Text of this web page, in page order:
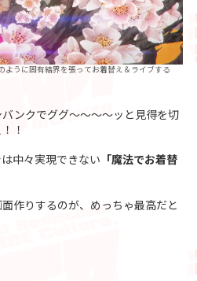
ように固有結界を張ってお着替え＆ライブする
バンクでググ～～～～ッと見得を切
！
中々実現できない 「魔法でお着替
作りするのが、めっちゃ最高だと